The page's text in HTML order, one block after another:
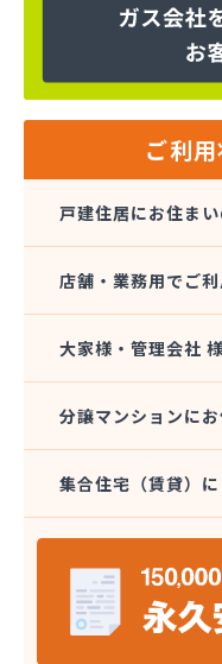
株式会社富士商会
株式会社芳之内ガス
株式会社木田産業
丸信ガス株式会社
菊間ガス北条ショー
共同ガス株式会社
玉井産業株式会社
広島ガス伯方株式会
今出石油
三原産業株式会社
三光ガス商会
三光ガス商会 伊台
山岡早光商店
四国アストモスガ
四国ガス燃料株式
ご利
戸建住居にお住ま
店舗・業務用でご
大家様・管理会社 様
分譲マンションに
集合住宅（賃貸）